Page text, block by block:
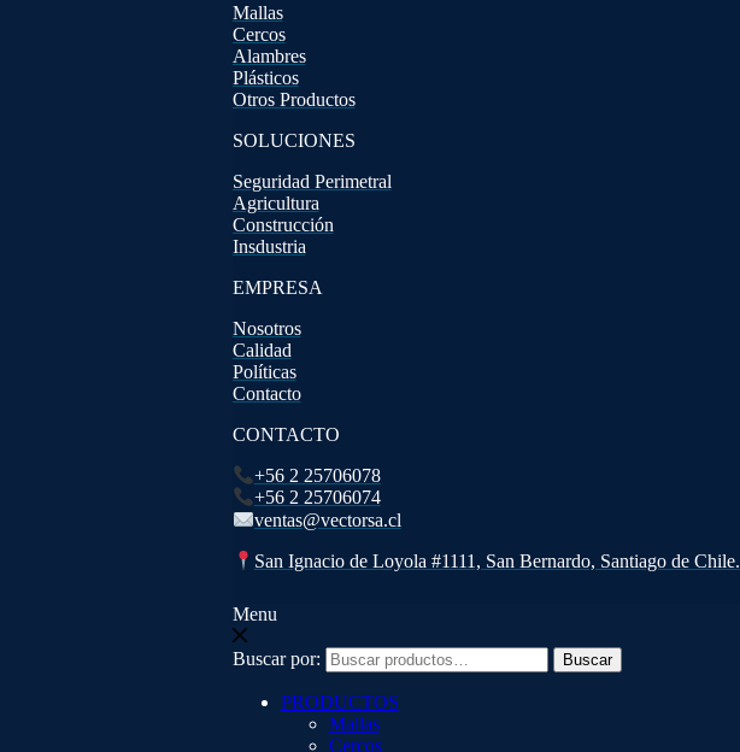
Mallas
Cercos
Alambres
Plásticos
Otros Productos
SOLUCIONES
Seguridad Perimetral
Agricultura
Construcción
Insdustria
EMPRESA
Nosotros
Calidad
Políticas
Contacto
CONTACTO
+56 2 25706078
+56 2 25706074
ventas@vectorsa.cl
San Ignacio de Loyola #1111, San Bernardo, Santiago de Chile.
Menu
Buscar por: Buscar
PRODUCTOS
Mallas
Cercos